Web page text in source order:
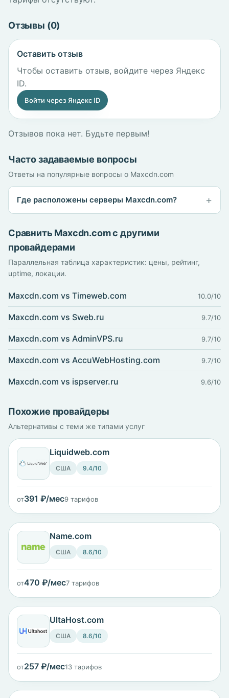
Отзывы (0)
Оставить отзыв
Чтобы оставить отзыв, войдите через Яндекс
ID.
Войти через Яндекс ID
Отзывов пока нет. Будьте первым!
Часто задаваемые вопросы
Ответы на популярные вопросы о Maxcdn.com
Где расположены серверы Maxcdn.com?
Сравнить Maxcdn.com с другими
провайдерами
Параллельная таблица характеристик: цены, рейтинг,
uptime, локации.
Maxcdn.com vs Timeweb.com 10.0/10
Maxcdn.com vs Sweb.ru 9.7/10
Maxcdn.com vs AdminVPS.ru 9.7/10
Maxcdn.com vs AccuWebHosting.com 9.7/10
Maxcdn.com vs ispserver.ru 9.6/10
Похожие провайдеры
Альтернативы с теми же типами услуг
Liquidweb.com
США 9.4/10
от391 ₽/мес9 тарифов
Name.com
США 8.6/10
от470 ₽/мес7 тарифов
UltaHost.com
США 8.6/10
от257 ₽/мес13 тарифов